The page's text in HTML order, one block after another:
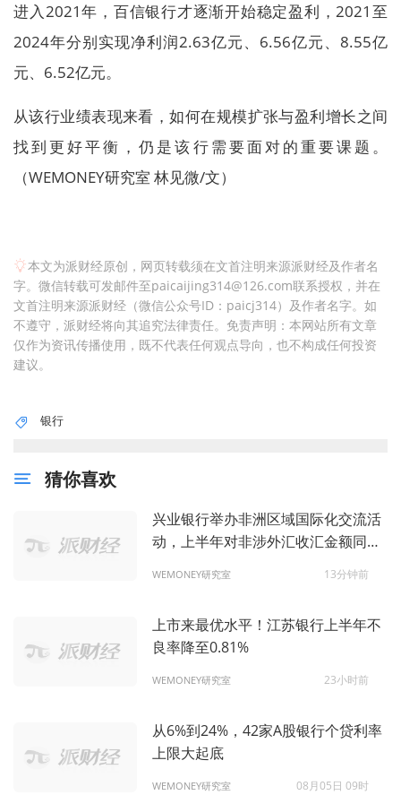
进入2021年，百信银行才逐渐开始稳定盈利，2021至
2024年分别实现净利润2.63亿元、6.56亿元、8.55亿
元、6.52亿元。
从该行业绩表现来看，如何在规模扩张与盈利增长之间
找到更好平衡，仍是该行需要面对的重要课题。
（WEMONEY研究室 林见微/文）
本文为派财经原创，网页转载须在文首注明来源派财经及作者名
字。微信转载可发邮件至paicaijing314@126.com联系授权，并在
文首注明来源派财经（微信公众号ID：paicj314）及作者名字。如
不遵守，派财经将向其追究法律责任。免责声明：本网站所有文章
仅作为资讯传播使用，既不代表任何观点导向，也不构成任何投资
建议。
银行
猜你喜欢
兴业银行举办非洲区域国际化交流活
动，上半年对非涉外汇收汇金额同比
WEMONEY研究室 13分钟前
上市来最优水平！江苏银行上半年不
良率降至0.81%
WEMONEY研究室 23小时前
从6%到24%，42家A股银行个贷利率
上限大起底
WEMONEY研究室 08月05日 09时